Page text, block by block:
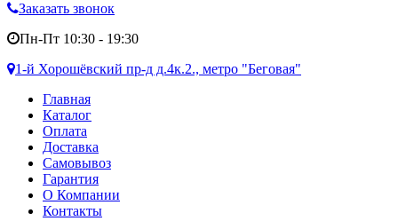
Заказать звонок
Пн-Пт 10:30 - 19:30
1-й Хорошёвский пр-д д.4к.2., метро "Беговая"
Главная
Каталог
Оплата
Доставка
Самовывоз
Гарантия
О Компании
Контакты